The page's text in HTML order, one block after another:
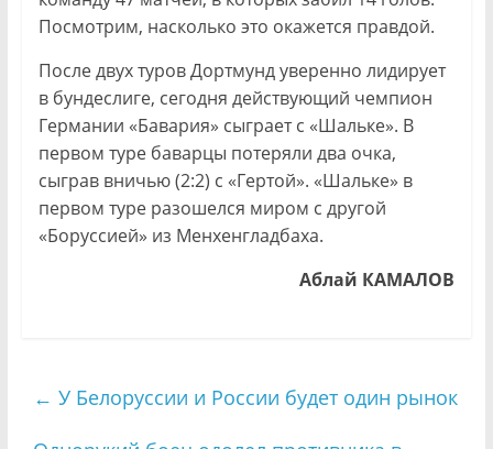
Посмотрим, насколько это окажется правдой.
После двух туров Дортмунд уверенно лидирует
в бундеслиге, сегодня действующий чемпион
Германии «Бавария» сыграет с «Шальке». В
первом туре баварцы потеряли два очка,
сыграв вничью (2:2) с «Гертой». «Шальке» в
первом туре разошелся миром с другой
«Боруссией» из Менхенгладбаха.
Аблай КАМАЛОВ
← У Белоруссии и России будет один рынок